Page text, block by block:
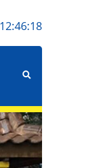
12:46:19